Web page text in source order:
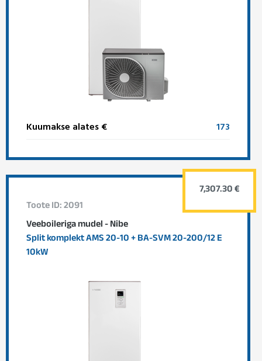
Kuumakse alates € 173
Toote ID: 2091
Veeboileriga mudel - Nibe
Split komplekt AMS 20-10 + BA-SVM 20-200/12 E
10kW
7,307.30 €